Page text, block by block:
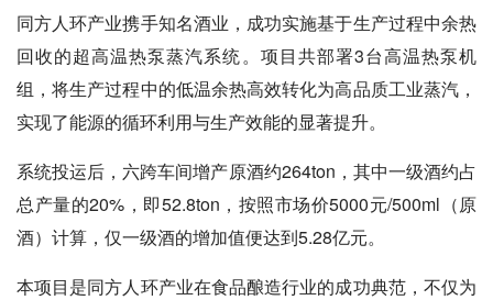
同方人环产业携手知名酒业，成功实施基于生产过程中余热
回收的超高温热泵蒸汽系统。项目共部署3台高温热泵机
组，将生产过程中的低温余热高效转化为高品质工业蒸汽，
实现了能源的循环利用与生产效能的显著提升。
系统投运后，六跨车间增产原酒约264ton，其中一级酒约占
总产量的20%，即52.8ton，按照市场价5000元/500ml（原
酒）计算，仅一级酒的增加值便达到5.28亿元。
本项目是同方人环产业在食品酿造行业的成功典范，不仅为